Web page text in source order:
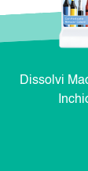
Dissolvi